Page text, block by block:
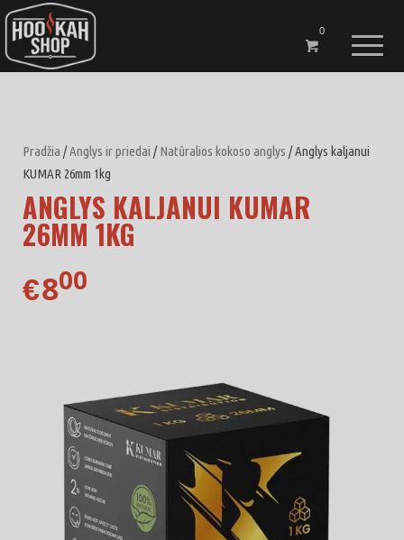
0
Pradžia /Anglys ir priedai /Natūralios kokoso anglys / Anglys kaljanui
KUMAR 26mm 1kg
ANGLYS KALJANUI KUMAR
26MM 1KG
€800